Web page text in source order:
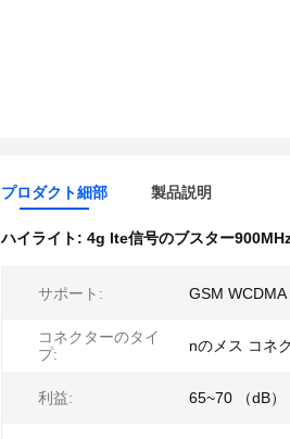
プロダクト細部 製品説明
ハイライト: 4g lte信号のブスター
サポート: GSM
コネクターのタイ
プ:
nのメス コネ
利益: 65~70 （dB）